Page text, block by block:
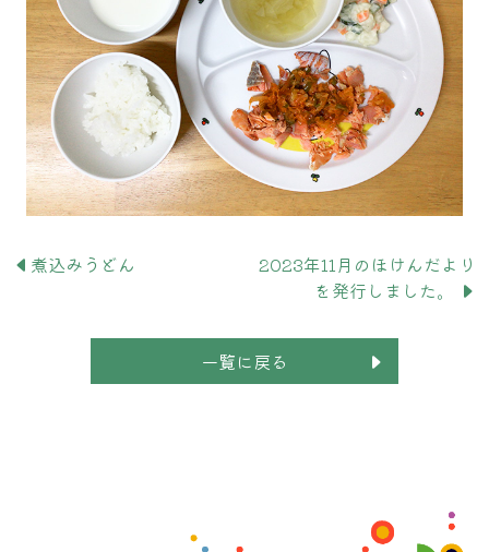
煮込みうどん
2023年11月のほけんだより
を発行しました。
一覧に戻る